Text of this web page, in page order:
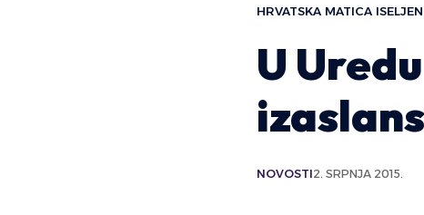
HRVATSKA MATICA
U
NOVOSTI2. SRPNJA 2015.